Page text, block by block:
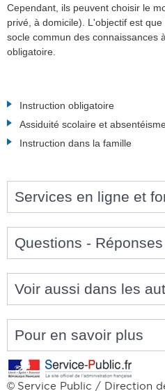
Cependant, ils peuvent choisir le
privé, à domicile). L'objectif est
socle commun des connaissances
obligatoire.
Instruction obligatoire
Assiduité scolaire et
Instruction dans la famille
Services en ligne et
Questions - Réponses
Voir aussi dans les
Pour en savoir plus
© Service Public / Direction